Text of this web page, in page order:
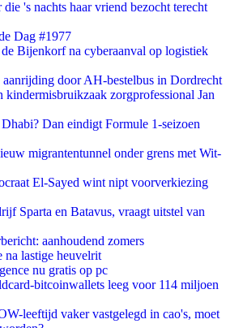
's nachts haar vriend bezocht terecht
Dag #1977
Bijenkorf na cyberaanval op logistiek
door AH-bestelbus in Dordrecht
zorgprofessional Jan
Dan eindigt Formule 1-seizoen
migrantentunnel onder grens met Wit-
El-Sayed wint nipt voorverkiezing
Sparta en Batavus, vraagt uitstel van
aanhoudend zomers
na lastige heuvelrit
nu gratis op pc
bitcoinwallets leeg voor 114 miljoen
leeftijd vaker vastgelegd in cao's, moet